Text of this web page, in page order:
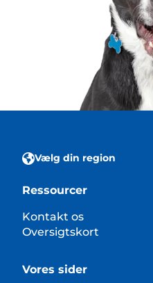
Vælg din region
Ressourcer
Kontakt os
Oversigtskort
Vores sider